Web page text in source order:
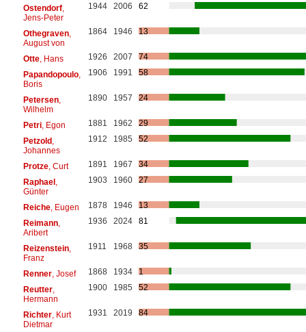
Ostendorf,
Jens-Peter
1944 2006 62
Othegraven,
August von
1864 1946 13
Otte, Hans 1926 2007
74
Papandopoulo,
Boris
1906 1991 58
Petersen,
Wilhelm
1890 1957 24
Petri, Egon 1881 1962
29
Petzold,
Johannes
1912 1985 52
Protze, Curt 1891 1967
34
Raphael,
Günter
1903 1960 27
Reiche, Eugen 1878 1946
13
Reimann,
Aribert
1936 2024 81
Reizenstein,
Franz
1911 1968 35
Renner, Josef 1868 1934
1
Reutter,
Hermann
1900 1985 52
Richter, Kurt
Dietmar
1931 2019 84